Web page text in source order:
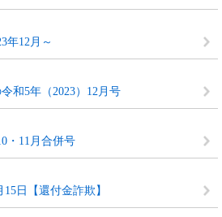
年12月～
和5年（2023）12月号
・11月合併号
日【還付金詐欺】